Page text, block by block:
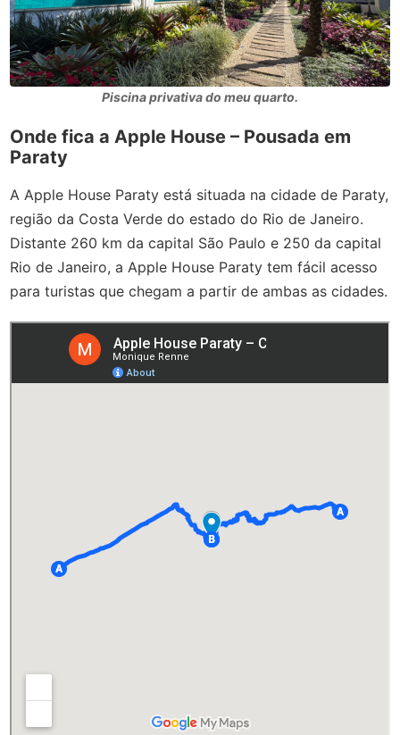
Piscina privativa do meu quarto.
Onde fica a Apple House – Pousada em
Paraty
A Apple House Paraty está situada na cidade de Paraty,
região da Costa Verde do estado do Rio de Janeiro.
Distante 260 km da capital São Paulo e 250 da capital
Rio de Janeiro, a Apple House Paraty tem fácil acesso
para turistas que chegam a partir de ambas as cidades.